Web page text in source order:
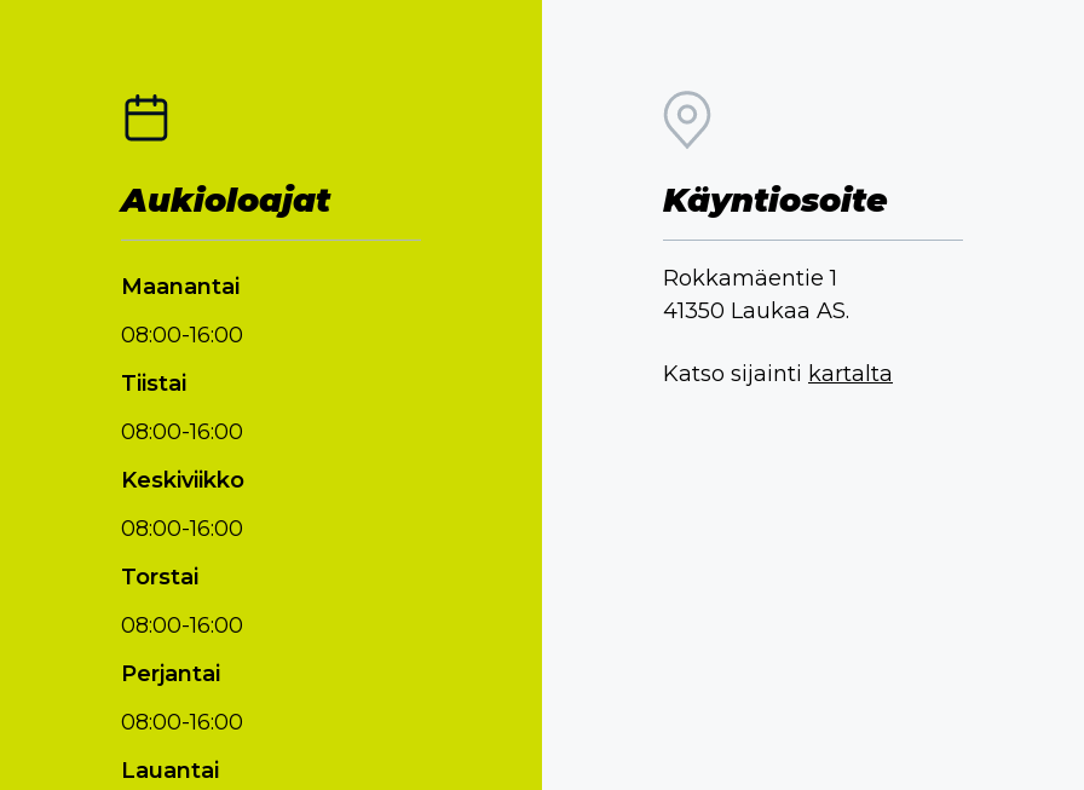
Aukioloajat
Maanantai
08:00-16:00
Tiistai
08:00-16:00
Keskiviikko
08:00-16:00
Torstai
08:00-16:00
Perjantai
08:00-16:00
Lauantai
Käyntiosoite
Rokkamäentie 1
41350 Laukaa AS.
Katso sijainti kartalta